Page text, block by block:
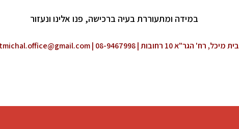
במידה ומתעוררת בעיה ברכישה, פנו אלינו ונעזור
בית מיכל, רח' הגר"א 10 רחובות | | 08-9467998